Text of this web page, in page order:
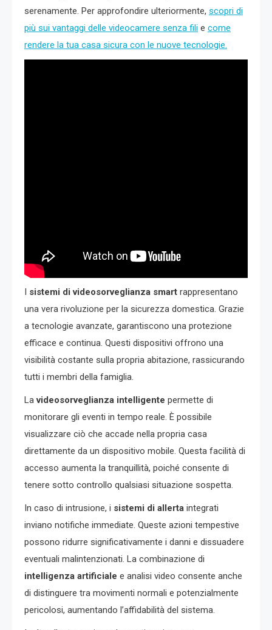
serenamente. Per approfondire ulteriormente, scopri di
più sui vantaggi delle videocamere senza fili e come
rendere la tua casa sicura con le nuove tecnologie.
I sistemi di videosorveglianza smart rappresentano
una vera rivoluzione per la sicurezza domestica. Grazie
a tecnologie avanzate, garantiscono una protezione
efficace e continua. Questi dispositivi offrono una
visibilità costante sulla propria abitazione, rassicurando
tutti i membri della famiglia.
Lavideosorveglianza intelligente permette di
monitorare gli eventi in tempo reale. È possibile
visualizzare ciò che accade nella propria casa
direttamente da un dispositivo mobile. Questa facilità di
accesso aumenta la tranquillità, poiché consente di
tenere sotto controllo qualsiasi situazione sospetta.
In caso di intrusione, i sistemi di allerta integrati
inviano notifiche immediate. Queste azioni tempestive
possono ridurre significativamente i danni e dissuadere
eventuali malintenzionati. La combinazione di
intelligenza artificiale e analisi video consente anche
di distinguere tra movimenti normali e potenzialmente
pericolosi, aumentando l’affidabilità del sistema.